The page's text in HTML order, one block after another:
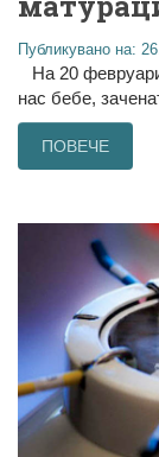
Публикувано на:
На 20
нас бебе,
ПОВЕЧЕ